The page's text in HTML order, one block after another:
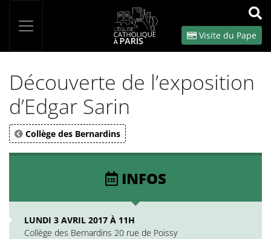
OK
Visite du Pape
Découverte de l’exposition
d’Edgar Sarin
Collège des Bernardins
INFOS
LUNDI 3 AVRIL 2017 À 11H
Collège des Bernardins 20 rue de Poissy
Panneau de gestion des cookies